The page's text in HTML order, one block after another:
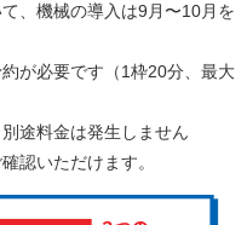
、機械の導入は9月〜10月を
が必要です（1枠20分、最大
途料金は発生しません
認いただけます。